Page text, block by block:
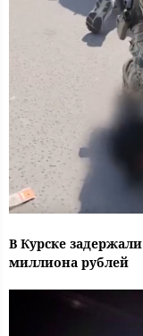
В Курске
миллиона рублей